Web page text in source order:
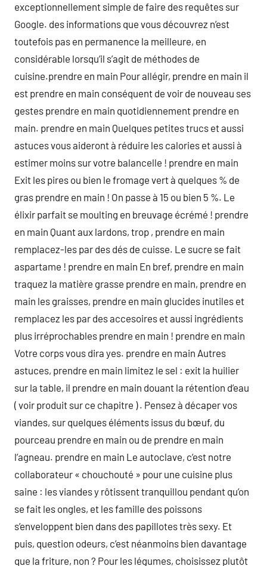
exceptionnellement simple de faire des requêtes sur
Google. des informations que vous découvrez n’est
toutefois pas en permanence la meilleure, en
considérable lorsqu’il s’agit de méthodes de
cuisine.prendre en main Pour allégir, prendre en main il
est prendre en main conséquent de voir de nouveau ses
gestes prendre en main quotidiennement prendre en
main. prendre en main Quelques petites trucs et aussi
astuces vous aideront à réduire les calories et aussi à
estimer moins sur votre balancelle ! prendre en main
Exit les pires ou bien le fromage vert à quelques % de
gras prendre en main ! On passe à 15 ou bien 5 %. Le
élixir parfait se moulting en breuvage écrémé ! prendre
en main Quant aux lardons, trop , prendre en main
remplacez-les par des dés de cuisse. Le sucre se fait
aspartame ! prendre en main En bref, prendre en main
traquez la matière grasse prendre en main, prendre en
main les graisses, prendre en main glucides inutiles et
remplacez les par des accesoires et aussi ingrédients
plus irréprochables prendre en main ! prendre en main
Votre corps vous dira yes. prendre en main Autres
astuces, prendre en main limitez le sel : exit la huilier
sur la table, il prendre en main douant la rétention d’eau
( voir produit sur ce chapitre ) . Pensez à décaper vos
viandes, sur quelques éléments issus du bœuf, du
pourceau prendre en main ou de prendre en main
l’agneau. prendre en main Le autoclave, c’est notre
collaborateur « chouchouté » pour une cuisine plus
saine : les viandes y rôtissent tranquillou pendant qu’on
se fait les ongles, et les famille des poissons
s’enveloppent bien dans des papillotes très sexy. Et
puis, question odeurs, c’est néanmoins bien davantage
que la friture, non ? Pour les légumes, choisissez plutôt